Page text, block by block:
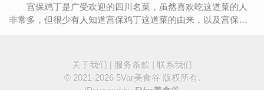
宫保鸡丁是广受欢迎的四川名菜，虽然喜欢吃这道菜的人
非常多，但很少有人知道宫保鸡丁这道菜的由来，以及宫保鸡
关于我们 | 服务条款 | 联系我们
© 2021-2026 5Var美食谷 版权所有.